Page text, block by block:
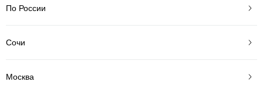
По России
Сочи
Москва